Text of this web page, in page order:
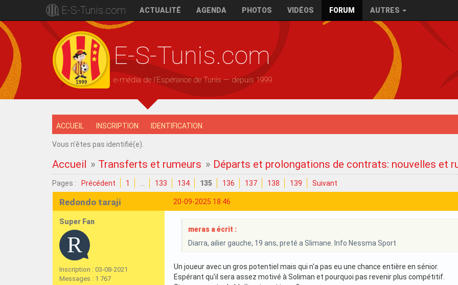
E-S-Tunis.com ACTUALITÉ AGENDA PHOTOS VIDÉOS FORUM AUTRES
E-S-Tunis.com
e-média de l'Espérance de Tunis — depuis 1999
ACCUEIL INSCRIPTION IDENTIFICATION
Vous n'êtes pas identifié(e).
Accueil » Transferts et rumeurs » Départs et prolongations de contrats: nouvelles et
Pages : Précédent 1 133 134 135 136 137 138 139 Suivant
20-09-2025 18:46
Redondo taraji
Super Fan
Inscription : 03-08-2021
Messages : 1 767
meras a écrit :
Diarra, ailier gauche, 19 ans, preté a Slimane. Info Nessma Sport
Un joueur avec un gros potentiel mais qui n'a pas eu une chance entière en sénior.
Espérant qu'il sera assez motivé à Soliman et pourquoi pas revenir plus compétitif.